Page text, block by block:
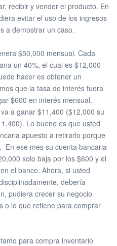
recibir y vender el producto. En
evitar el uso de los ingresos
a demostrar un caso.
$50,000 mensual. Cada
un 40%, el cual es $12,000
hacer es obtener un
que la tasa de interés fuera
$600 en interés mensual.
a ganar $11,400 ($12,000 su
Lo bueno es que usted
apuesto a retirarlo porque
En ese mes su cuenta bancaria
solo baja por los $600 y el
el banco. Ahora, si usted
debería
pudiera crecer su negocio
o lo que retiene para comprar
para compra inventario